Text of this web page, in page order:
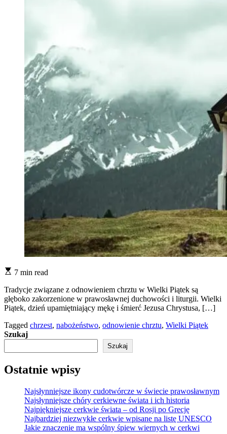
7 min read
Tradycje związane z odnowieniem chrztu w Wielki Piątek są
głęboko zakorzenione w prawosławnej duchowości i liturgii. Wielki
Piątek, dzień upamiętniający mękę i śmierć Jezusa Chrystusa, […]
Tagged chrzest, nabożeństwo, odnowienie chrztu, Wielki Piątek
Szukaj
Szukaj
Ostatnie wpisy
Najsłynniejsze ikony cudotwórcze w świecie prawosławnym
Najsłynniejsze chóry cerkiewne świata i ich historia
Najpiękniejsze cerkwie świata – od Rosji po Grecję
Najbardziej niezwykłe cerkwie wpisane na listę UNESCO
Jakie znaczenie ma wspólny śpiew wiernych w cerkwi